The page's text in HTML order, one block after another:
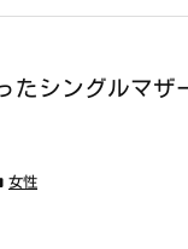
たシングルマザ
女性